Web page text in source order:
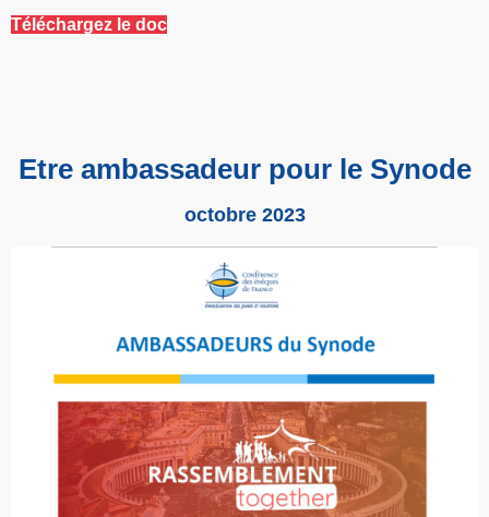
Téléchargez le doc
Etre ambassadeur pour le Synode
octobre 2023